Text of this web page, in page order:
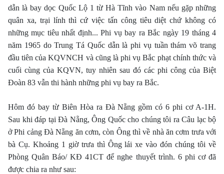
dẫn là bay dọc Quốc Lộ 1 từ Hà Tĩnh vào Nam nếu gặp những
quân xa, trại lính thì cứ việc tấn công tiêu diệt chứ không có
những mục tiêu nhất định... Phi vụ bay ra Bắc ngày 19 tháng 4
năm 1965 do Trung Tá Quốc dẫn là phi vụ tuần thám võ trang
đầu tiên của KQVNCH và cũng là phi vụ Bắc phạt chính thức và
cuối cùng của KQVN, tuy nhiên sau đó các phi công của Biệt
Đoàn 83 vẫn thi hành những phi vụ bay ra Bắc.
Hôm đó bay từ Biên Hòa ra Đà Nẵng gồm có 6 phi cơ A-1H.
Sau khi đáp tại Đà Nẵng, Ông Quốc cho chúng tôi ra Câu lạc bộ
ở Phi cảng Đà Nẵng ăn cơm, còn Ông thì về nhà ăn cơm trưa với
bà Cụ. Khoảng 1 giờ trưa thì Ông lái xe vào đón chúng tôi về
Phòng Quân Báo/ KĐ 41CT để nghe thuyết trình. 6 phi cơ đã
được chia ra như sau: